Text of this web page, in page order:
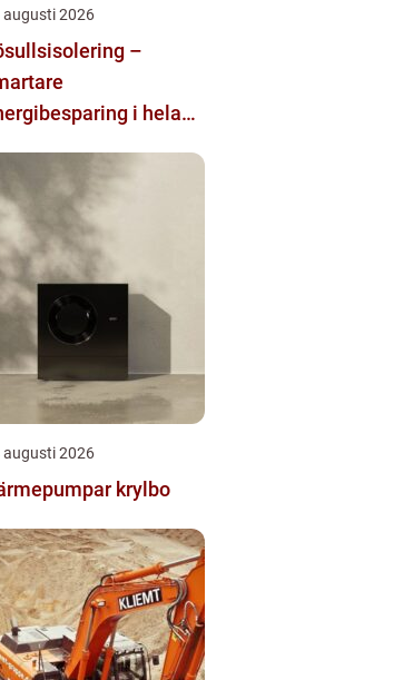
augusti 2026
–
i hela
augusti 2026
krylbo